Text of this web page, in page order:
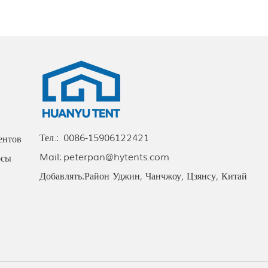
Добавлять:Район Уджин, Чанчжоу, Цзянсу, Китай
Тел.: 0086-15906122421
Mail: peterpan@hytents.com